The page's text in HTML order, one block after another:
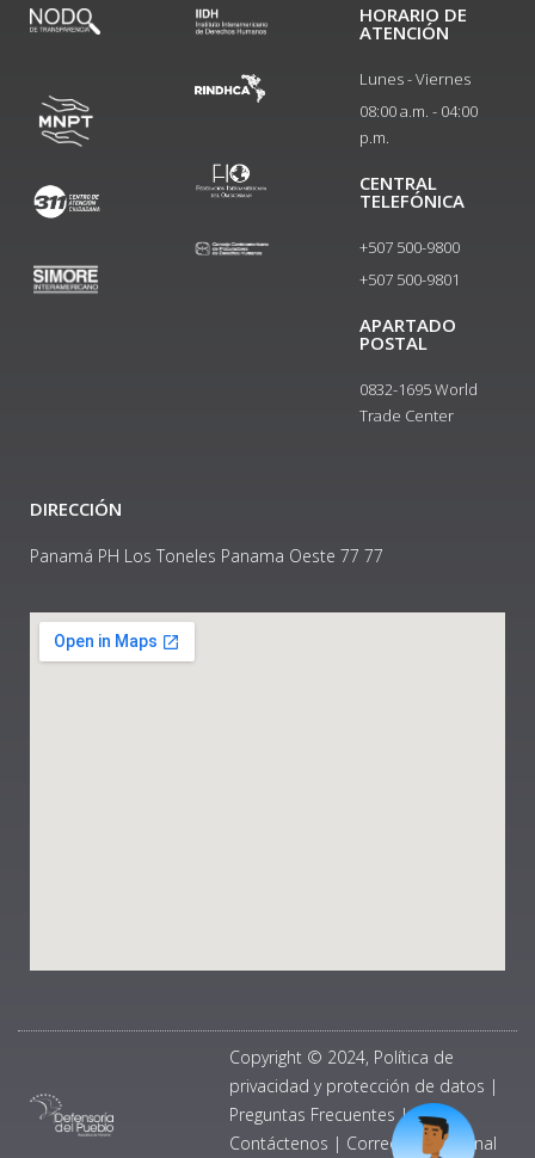
HORARIO DE
ATENCIÓN
Lunes - Viernes
08:00 a.m. - 04:00
p.m.
CENTRAL
TELEFÓNICA
+507 500-9800
+507 500-9801​
APARTADO
POSTAL
0832-1695 World
Trade Center
DIRECCIÓN
Panamá PH Los Toneles Panama Oeste 77 77
Copyright © 2024, Política de
privacidad y protección de datos |
Preguntas Frecuentes |
Contáctenos | Correo Institucional